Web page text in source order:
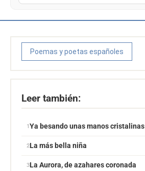
Poemas y poetas españoles
Leer también:
Ya besando unas manos cristalinas
La más bella niña
La Aurora, de azahares coronada